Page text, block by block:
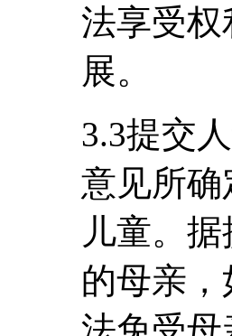
法享受
展。
3.3提交
意见所确
儿童。
的母亲